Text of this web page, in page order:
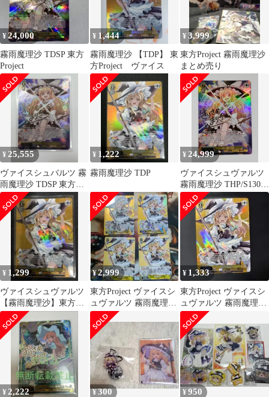
¥24,000
霧雨魔理沙 TDSP 東方
Project
¥ 1,444
霧雨魔理沙 【TDP】 東
方Project ヴァイス
¥3,999
東方Project 霧雨魔理沙
まとめ売り
¥25,555
ヴァイスシュバルツ 霧
雨魔理沙 TDSP 東方
Project
¥ 1,222
霧雨魔理沙 TDP
¥24,999
ヴァイスシュヴァルツ
霧雨魔理沙 THP/S130-
T066SP TDSP 東方
Project
¥ 1,299
ヴァイスシュヴァルツ
【霧雨魔理沙】東方
TDP
¥2,999
東方Project ヴァイスシ
ュヴァルツ 霧雨魔理沙
TDP
¥ 1,333
東方Project ヴァイスシ
ュヴァルツ 霧雨魔理沙
TDP
¥ 2,222 ¥300 ¥950